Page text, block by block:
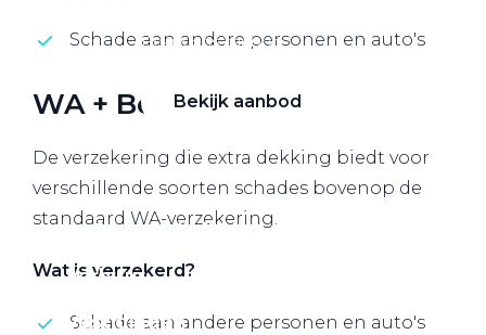
Bekijk ons aanbod
Bekijk aanbod
Elektrisch rijden
Verhuur
Vestigingen
Schade aan andere personen en auto's
WA + Beperkt Casco
De verzekering die extra dekking biedt voor
verschillende soorten schades bovenop de
standaard WA-verzekering.
Wat is verzekerd?
Schade aan andere personen en auto's